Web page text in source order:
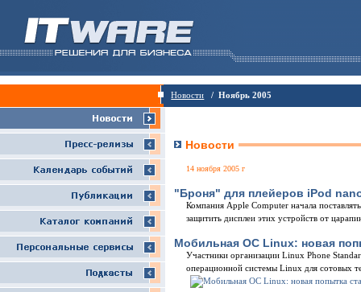
Новости / Ноябрь 2005
Новости
14 ноября 2005 г
"Броня" для плейеров iPod
Компания Apple Computer начала
защитить дисплеи этих устройств от
Мобильная ОС Linux: новая
Участники организации Linux Phone
операционной системы Linux для сотовых